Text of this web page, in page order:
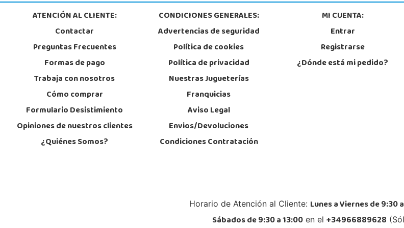
Localizar Tienda
Avenida Molino de la Vega, C.C. Puerta del Odiel, Pol. Pesquero Norte, Nave 4
959 541 845
Localizar Tienda
STOCK DISPONIBLE
Juguetilandia Jerez de la Frontera
29004, Málaga
952 176 994
Localizar Tienda
ATENCIÓN AL CLIENTE:
Contactar
Preguntas Frecuentes
Formas de pago
Trabaja con nosotros
Cómo comprar
Formulario Desistimiento
Opiniones de nuestros clientes
¿Quiénes Somos?
CONDICIONES GENERALES:
Advertencias de seguridad
Política de cookies
Política de privacidad
Nuestras Jugueterías
Franquicias
Aviso Legal
Envios/Devoluciones
Condiciones Contratación
MI CUENTA:
Entrar
Registrarse
¿Dónde está mi pedido?
Horario de Atención al Cliente: Lunes a Viernes de 9:30
Sábados de 9:30 a 13:00en el +34966889628